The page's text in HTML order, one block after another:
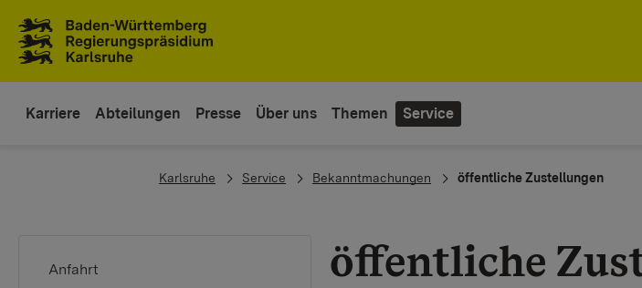
Karriere Abteilungen Presse Über uns Themen Service
You are here:
Karlsruhe Service Bekanntmachungen öffentliche Zustellungen
Anfahrt öffentliche